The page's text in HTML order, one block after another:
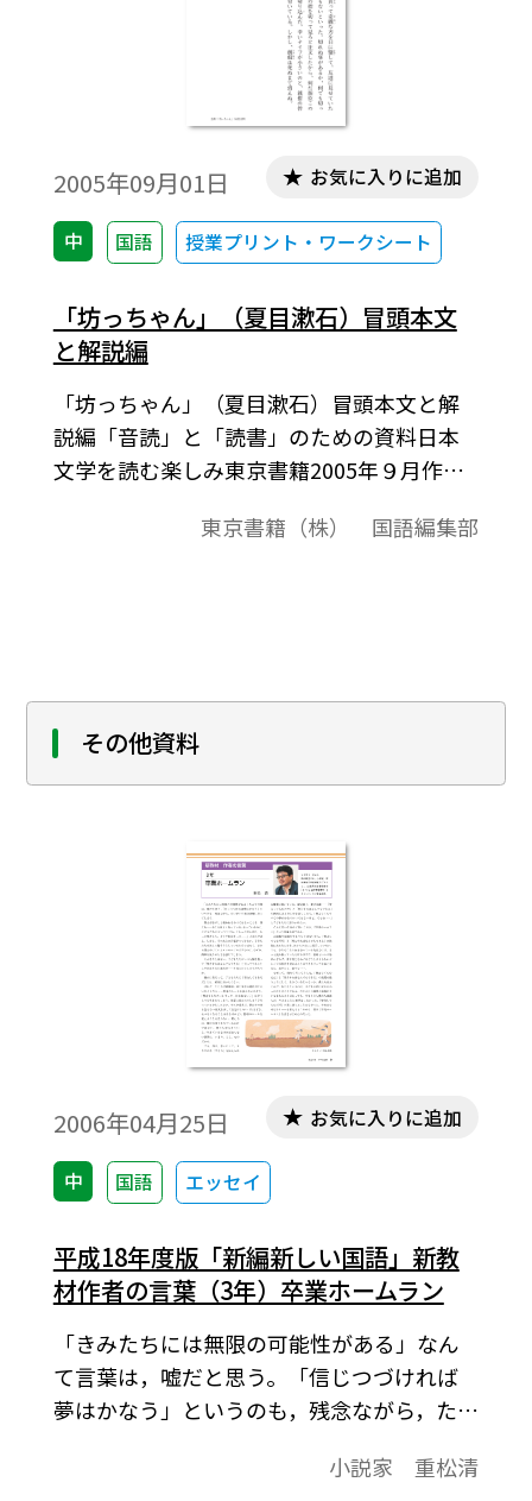
2005年09月01日
中 国語 授業プリント・ワークシート
お気に入りに追加
「坊っちゃん」（夏目漱石）冒頭本文
と解説編
「坊っちゃん」（夏目漱石）冒頭本文と解
説編「音読」と「読書」のための資料日本
文学を読む楽しみ東京書籍2005年９月作成
文）は，磨き抜かれた名文に触れるととも
日本の作家について知るとともに，「読
書」へのいざないとして，生徒が自分で本
に手を伸ばすきっかけにもなるよう，配慮さ
いは教室内や廊下等にご提示いただくなど
して，ご利用ください。＊閲覧・印刷の
東京書籍（株） 国語編集部
その他資料
2006年04月25日
中 国語 エッセイ
お気に入りに追加
平成18年度版「新編新しい国語」新教
材作者の言葉（3年）卒業ホームラン
「きみたちには無限の可能性がある」なん
て言葉は，嘘だと思う。「信じつづければ
夢はかなう」というのも，残念ながら，たい
小説家 重松清